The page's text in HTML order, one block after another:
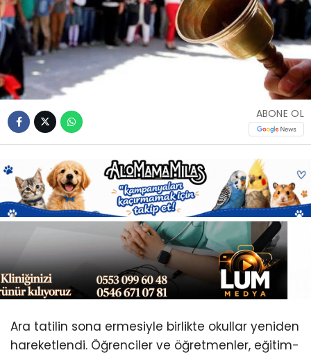
Instagram
ABONE OL
Ara tatilin sona ermesiyle birlikte okullar yeniden
hareketlendi. Öğrenciler ve öğretmenler, eğitim-